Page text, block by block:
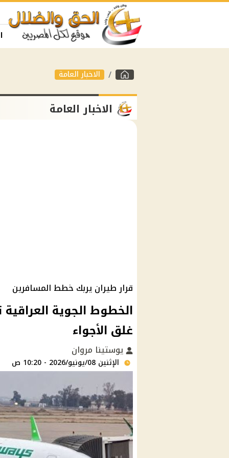
الاخبار العامة
الاخبار العامة
قرار طيران يربك خطط المسافرين
الخطوط الجوية
غلق الأجواء
يوستينا مروان
الإثنين 08/يونيو/2026 - 10:20 ص